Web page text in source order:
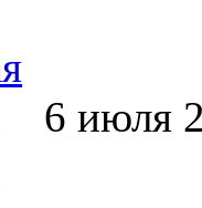
6 июля